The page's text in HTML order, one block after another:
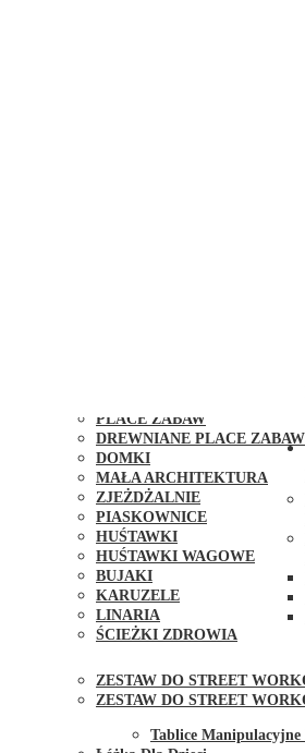
PLACE ZABAW
DREWNIANE PLACE ZABAW
DOMKI
MAŁA ARCHITEKTURA
ZJEŻDŻALNIE
PIASKOWNICE
HUŚTAWKI
HUŚTAWKI WAGOWE
BUJAKI
KARUZELE
LINARIA
ŚCIEŻKI ZDROWIA
ZESTAW DO STREET
ZESTAW DO STREET
Tablice Manipulacyjne